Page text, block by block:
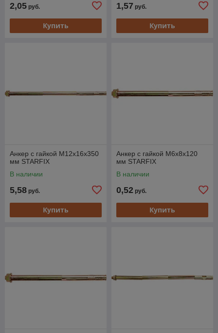
2,05 руб.
Купить
1,57 руб.
Купить
Анкер с гайкой М12х16х350
мм STARFIX
В наличии
5,58 руб.
Купить
Анкер с гайкой М6х8х120
мм STARFIX
В наличии
0,52 руб.
Купить